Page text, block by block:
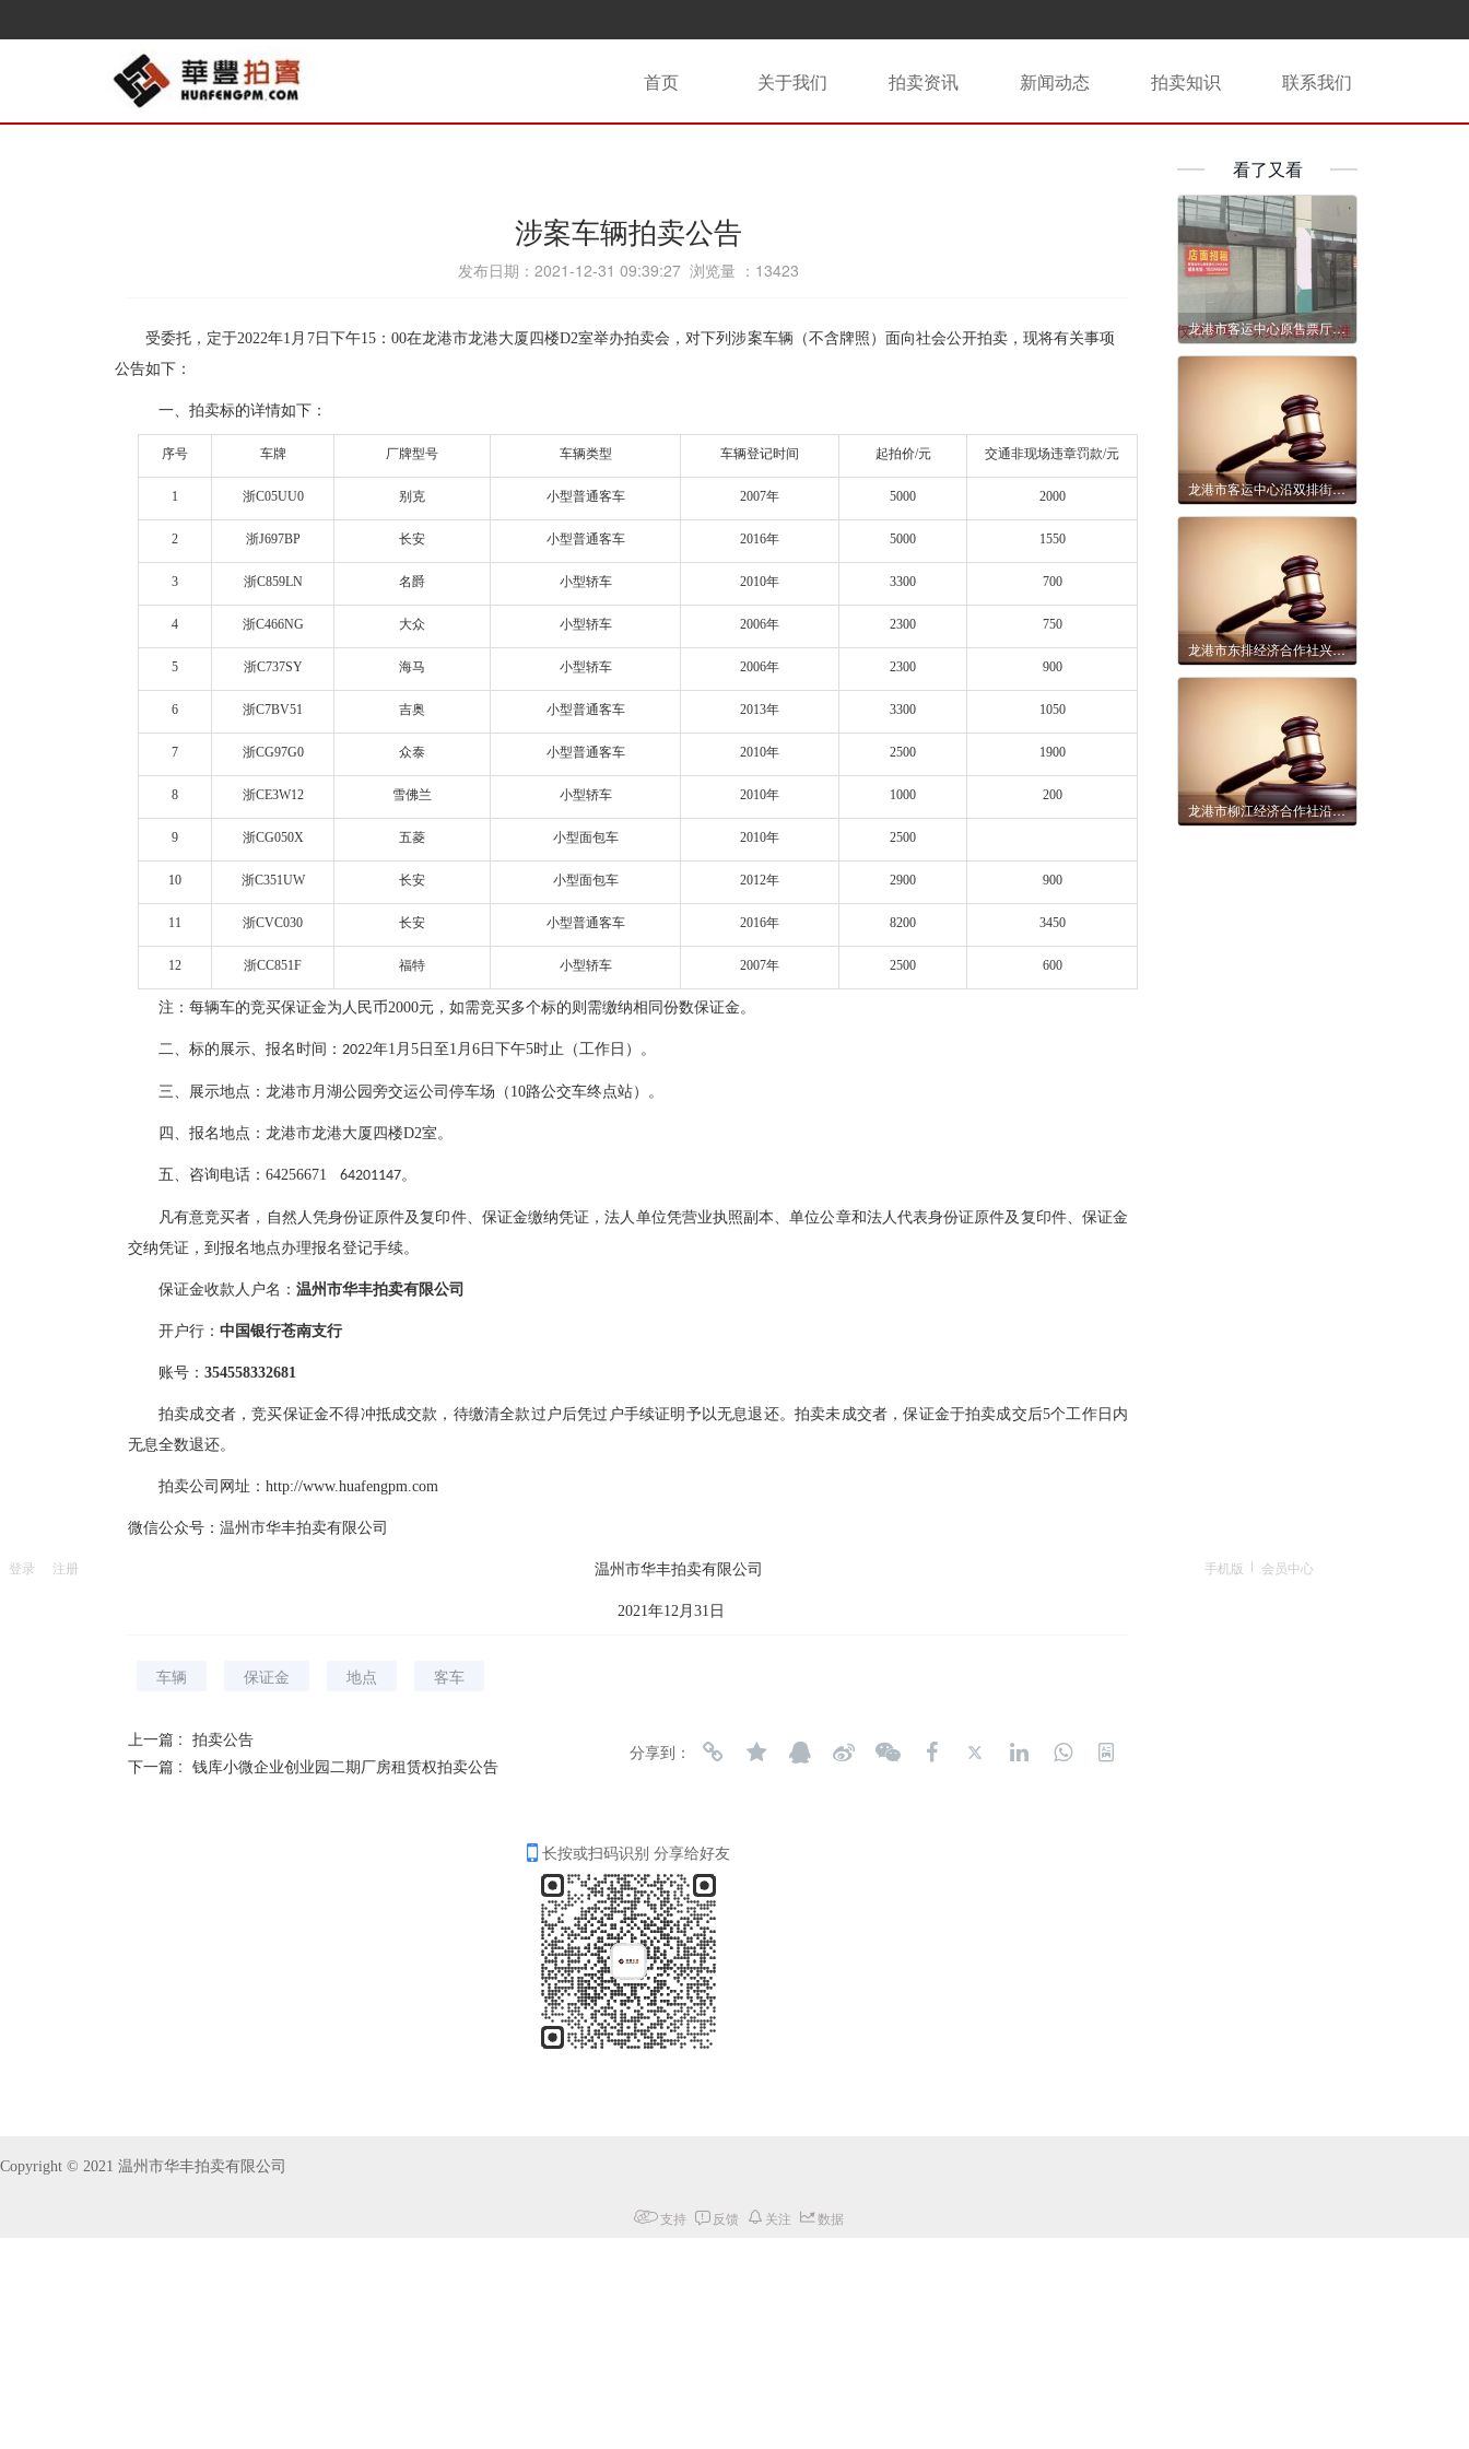
登录 注册 手机版 会员中心
首页 关于我们 拍卖资讯 新闻动态 拍卖知识 联系我们
涉案车辆拍卖公告
发布日期：2021-12-31 09:39:27 浏览量 ： 13423
受委托，定于2022年1 月 7日下午15： 00在龙港市龙港大厦四楼D2室举办拍卖会，对下列涉案车辆（不含牌照）面向社会公开拍卖，现将有关事项
公告如下 ：
一、 拍卖标的详情如下：
序号 车牌 厂牌型号 车辆类型 车辆登记时间 起拍价/元 交通非现场违章罚款/元
1 浙C05UU0 别克 小型普通客车 2007年 5000 2000
2 浙J697BP 长安 小型普通客车 2016年 5000 1550
3 浙C859LN 名爵 小型轿车 2010年 3300 700
4 浙C466NG 大众 小型轿车 2006年 2300 750
5 浙C737SY 海马 小型轿车 2006年 2300 900
6 浙C7BV51 吉奥 小型普通客车 2013年 3300 1050
7 浙CG97G0 众泰 小型普通客车 2010年 2500 1900
8 浙CE3W12 雪佛兰 小型轿车 2010年 1000 200
9 浙CG050X 五菱 小型面包车 2010年 2500
10 浙C351UW 长安 小型面包车 2012年 2900 900
11 浙CVC030 长安 小型普通客车 2016年 8200 3450
12 浙CC851F 福特 小型轿车 2007年 2500 600
注：每辆车的竞买保证金为人民币2000元，如需竞买多个标的则需缴纳相同份数保证金。
二、标的展示、报名时间： 2022年1 月 5 日至 1 月 6 日 下午5时止（工作日）。
三、展示地点： 龙港市月湖公园旁交运公司停车场（ 10路公交车终点站） 。
四、报名地点：龙港市龙港大厦四楼D2室。
五、咨询电话： 64256671 64201147。
凡有意竞买者，自然人凭身份证原件及复印件、保证金缴纳凭证，法人单位凭营业执照副本、单位公章和法人代表身份证原件及复印件、保证金
交纳凭证，到报名地点办理报名登记手续。
保证金收款人户名： 温州市华丰拍卖有限公司
开户行： 中国银行苍南支行
账号： 354558332681
拍卖成交者，竞买保证金不得冲抵成交款，待缴清全款过户后凭过户手续证明予以无息退还。拍卖未成交者，保证金于拍卖成交后5个工作日内
无息全数退还。
拍卖公司网址： http://www.huafengpm.com
微信公众号：温州市华丰拍卖有限公司
温州市华丰拍卖有限公司
2021年12月 31 日
车辆 保证金 地点 客车
上一篇 : 拍卖公告
下一篇 : 钱库小微企业创业园二期厂房租赁权拍卖公告
分享到：
长按或扫码识别 分享给好友
看了又看
龙港市客运中心原售票厅店面5年租赁权交易公告
龙港市客运中心沿双排街店面3年租赁权交易公告
龙港市东排经济合作社兴安街5-13号5间一层店面5年租赁权拍卖公告
龙港市柳江经济合作社沿江路以南、西三路以西空地、柳江农贸市场（在建）西首空地2年租赁权拍卖公告
Copyright © 2021 温州市华丰拍卖有限公司
支持 反馈 关注 数据